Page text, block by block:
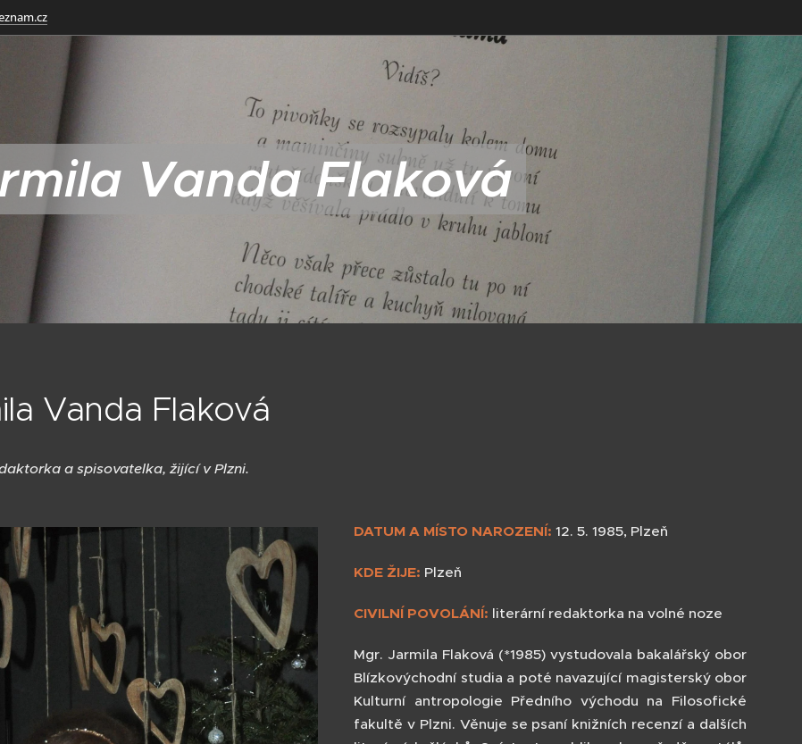
Vanda Flaková
Vanda Flaková
a spisovatelka, žijící v Plzni.
DATUM A MÍSTO NAROZENÍ: 12. 5. 1985, Plzeň
KDE ŽIJE: Plzeň
CIVILNÍ POVOLÁNÍ: literární redaktorka na volné noze
Mgr. Jarmila Flaková (*1985) vystudovala bakalářský obor
Blízkovýchodní studia a poté navazující magisterský obor
Kulturní antropologie Předního východu na Filosofické
fakultě v Plzni. Věnuje se psaní knižních recenzí a dalších